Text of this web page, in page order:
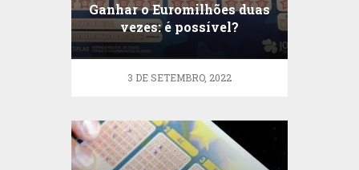
Ganhar o Euromilhões duas
vezes: é possível?
3 DE SETEMBRO, 2022